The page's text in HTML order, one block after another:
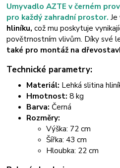
Umyvadlo AZTE v černém
pro každý zahradní prostor.
hliníku, což mu poskytuje
povětrnostním vlivům. Díky své
také pro montáž na
Technické parametry:
Materiál: Lehká slitina
Hmotnost: 8 kg
Barva: Černá
Rozměry:
Výška: 72 cm
Šířka: 43 cm
Hloubka: 22 cm